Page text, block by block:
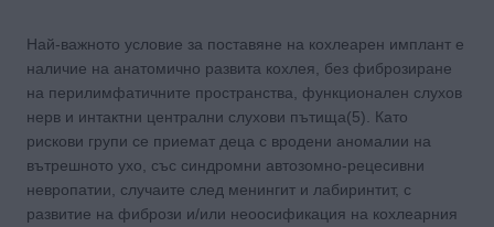
Най-важното условие за поставяне на кохлеарен имплант е
наличие на анатомично развита кохлея, без фиброзиране
на перилимфатичните пространства, функционален слухов
нерв и интактни централни слухови пътища(5). Като
рискови групи се приемат деца с вродени аномалии на
вътрешното ухо, със синдромни автозомно-рецесивни
невропатии, случаите след менингит и лабиринтит, с
развитие на фибрози и/или неоосификация на кохлеарния